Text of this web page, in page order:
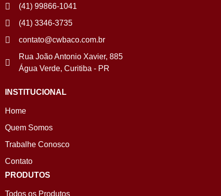
(41) 99866-1041
(41) 3346-3735
contato@cwbaco.com.br
Rua João Antonio Xavier, 885
Água Verde, Curitiba - PR
INSTITUCIONAL
Home
Quem Somos
Trabalhe Conosco
Contato
PRODUTOS
Todos os Produtos